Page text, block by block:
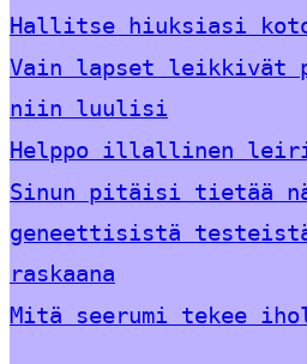
Hallitse hiuksiasi
Vain lapset leikkivät
niin luulisi
Helppo illallinen
Sinun pitäisi tietää
geneettisistä
raskaana
Mitä seerumi tekee